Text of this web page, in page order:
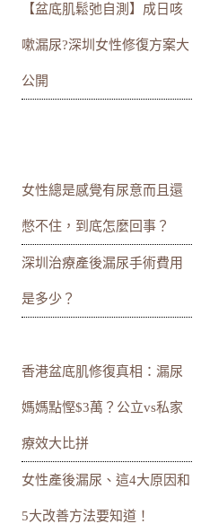
【盆底肌鬆弛自測】成日咳
嗽漏尿?深圳女性修復方案大
公開
女性總是感覺有尿意而且還
憋不住，到底怎麼回事？
深圳治療產後漏尿手術費用
是多少？
香港盆底肌修復真相：漏尿
媽媽點慳$3萬？公立vs私家
療效大比拼
女性產後漏尿、這4大原因和
5大改善方法要知道！